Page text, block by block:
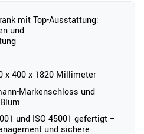
mit Top-Ausstattung:
und
x 400 x 1820 Millimeter
Markenschloss und
und ISO 45001 gefertigt –
und sichere